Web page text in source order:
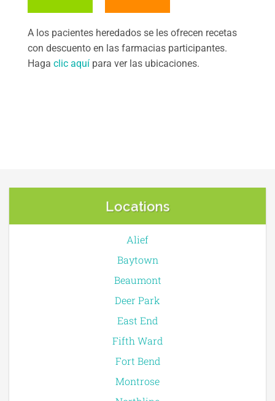
A los pacientes heredados se les ofrecen recetas
con descuento en las farmacias participantes.
Haga clic aquípara ver las ubicaciones.
Locations
Alief
Baytown
Beaumont
Deer Park
East End
Fifth Ward
Fort Bend
Montrose